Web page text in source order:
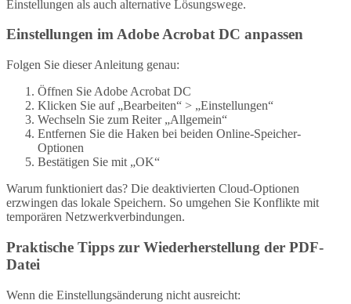
Einstellungen als auch alternative Lösungswege.
Einstellungen im Adobe Acrobat DC anpassen
Folgen Sie dieser Anleitung genau:
Öffnen Sie Adobe Acrobat DC
Klicken Sie auf „Bearbeiten“ > „Einstellungen“
Wechseln Sie zum Reiter „Allgemein“
Entfernen Sie die Haken bei beiden Online-Speicher-
Optionen
Bestätigen Sie mit „OK“
Warum funktioniert das? Die deaktivierten Cloud-Optionen
erzwingen das lokale Speichern. So umgehen Sie Konflikte mit
temporären Netzwerkverbindungen.
Praktische Tipps zur Wiederherstellung der PDF-
Datei
Wenn die Einstellungsänderung nicht ausreicht: